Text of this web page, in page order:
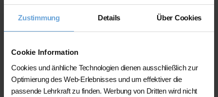
Zustimmung Details Über Cookies
Cookie Information
Cookies und änhliche Technologien dienen ausschließlich zur
Optimierung des Web-Erlebnisses und um effektiver die
passende Lehrkraft zu finden. Werbung von Dritten wird nicht
Der Nachhilfeschüler konnte sich
bereits verbessern. Glückwunsch,